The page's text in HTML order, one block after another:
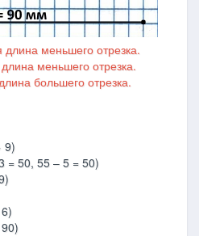
меньшего отрезка.
меньшего отрезка.
большего отрезка.
55 – 5 = 50)